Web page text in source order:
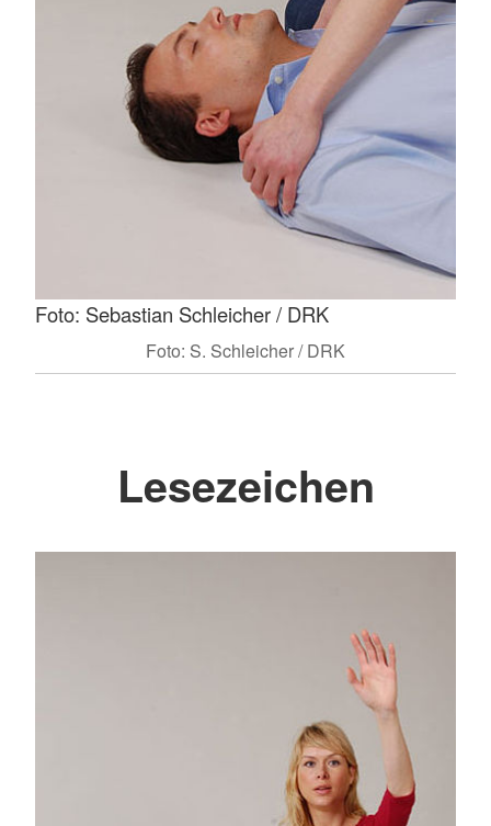
Foto: Sebastian Schleicher / DRK
Foto: S. Schleicher / DRK
Lesezeichen